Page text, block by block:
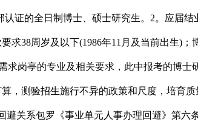
证的全日制博士、硕士研究生。2。应届
38周岁及以下(1986年11月及当前出生)
求岗亭的专业及相关要求，此中报考的博
，测验招生施行不异的政策和尺度，培育
关系包罗《事业单元人事办理回避》第